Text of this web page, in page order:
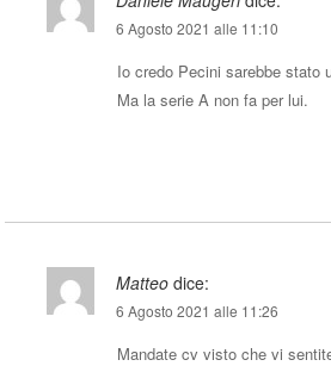
6 Agosto 2021 alle 11:10
Io credo Pecini sarebbe stato
Ma la serie A non fa per lui.
Matteo dice:
6 Agosto 2021 alle 11:26
Mandate cv visto che vi